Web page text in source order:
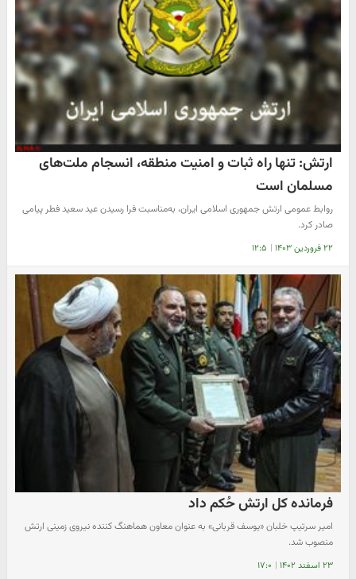
ارتش: تنها راه ثبات و امنیت منطقه، انسجام ملت‌های
مسلمان است
روابط عمومی ارتش جمهوری اسلامی ایران، به‌مناسبت فرا رسیدن عید سعید فطر پیامی
صادر کرد.
۲۲ فروردین ۱۴۰۳ | ۱۲:۵
فرمانده کل ارتش حُکم داد
امیر سرتیپ خلبان «یوسف قربانی» به عنوان معاون هماهنگ کننده نیروی زمینی ارتش
منصوب شد.
۲۳ اسفند ۱۴۰۲ | ۱۷:۰